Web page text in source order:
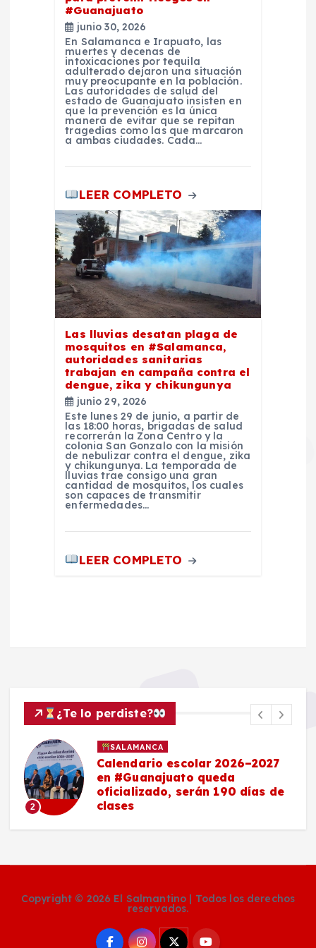
#Guanajuato
junio 30, 2026
En Salamanca e Irapuato, las
muertes y decenas de
intoxicaciones por tequila
adulterado dejaron una situación
muy preocupante en la población.
Las autoridades de salud del
estado de Guanajuato insisten en
que la prevención es la única
manera de evitar que se repitan
tragedias como las que marcaron
a ambas ciudades. Cada…
LEER COMPLETO
Las lluvias desatan plaga de
mosquitos en #Salamanca,
autoridades sanitarias
trabajan en campaña contra el
dengue, zika y chikungunya
junio 29, 2026
Este lunes 29 de junio, a partir de
las 18:00 horas, brigadas de salud
recorrerán la Zona Centro y la
colonia San Gonzalo con la misión
de nebulizar contra el dengue, zika
y chikungunya. La temporada de
lluvias trae consigo una gran
cantidad de mosquitos, los cuales
son capaces de transmitir
enfermedades…
LEER COMPLETO
¿Te lo perdiste?
2
SALAMANCA
Calendario escolar 2026–2027
en #Guanajuato queda
oficializado, serán 190 días de
clases
Copyright © 2026 El Salmantino | Todos los derechos
reservados.